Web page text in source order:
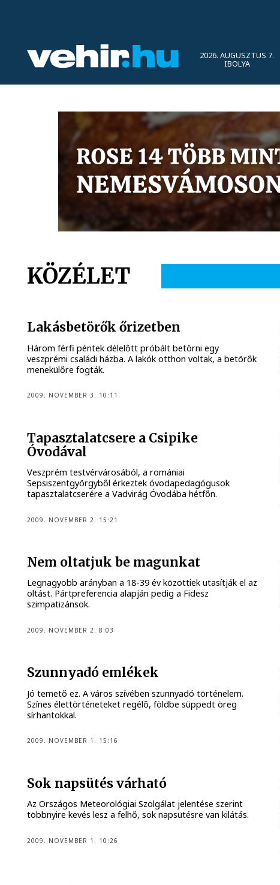
2026. AUGUSZTUS 7.
IBOLYA
KÖZÉLET
Lakásbetörők őrizetben
Három férfi péntek délelőtt próbált betörni egy
veszprémi családi házba. A lakók otthon voltak, a betörők
menekülőre fogták.
2009. NOVEMBER 3. 10:11
Tapasztalatcsere a Csipike
Óvodával
Veszprém testvérvárosából, a romániai
Sepsiszentgyörgyből érkeztek óvodapedagógusok
tapasztalatcserére a Vadvirág Óvodába hétfőn.
2009. NOVEMBER 2. 15:21
Nem oltatjuk be magunkat
Legnagyobb arányban a 18-39 év közöttiek utasítják el az
oltást. Pártpreferencia alapján pedig a Fidesz
szimpatizánsok.
2009. NOVEMBER 2. 8:03
Szunnyadó emlékek
Jó temető ez. A város szívében szunnyadó történelem.
Színes élettörténeteket regélő, földbe süppedt öreg
sírhantokkal.
2009. NOVEMBER 1. 15:16
Sok napsütés várható
Az Országos Meteorológiai Szolgálat jelentése szerint
többnyire kevés lesz a felhő, sok napsütésre van kilátás.
2009. NOVEMBER 1. 10:26